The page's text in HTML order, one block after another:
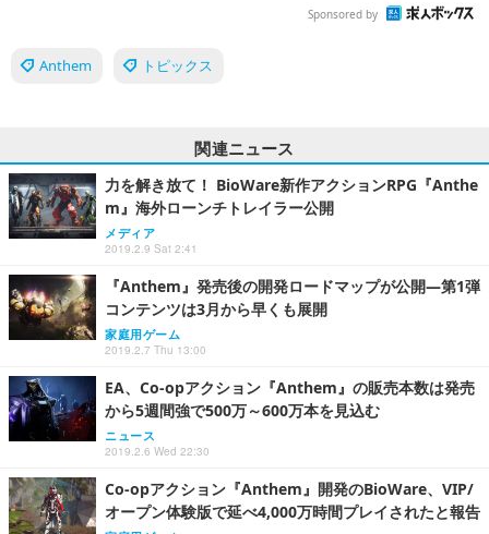
Sponsored by
Anthem トピックス
関連ニュース
力を解き放て！ BioWare新作アクションRPG『Anthe
m』海外ローンチトレイラー公開
メディア
2019.2.9 Sat 2:41
『Anthem』発売後の開発ロードマップが公開―第1弾
コンテンツは3月から早くも展開
家庭用ゲーム
2019.2.7 Thu 13:00
EA、Co-opアクション『Anthem』の販売本数は発売
から5週間強で500万～600万本を見込む
ニュース
2019.2.6 Wed 22:30
Co-opアクション『Anthem』開発のBioWare、VIP/
オープン体験版で延べ4,000万時間プレイされたと報告